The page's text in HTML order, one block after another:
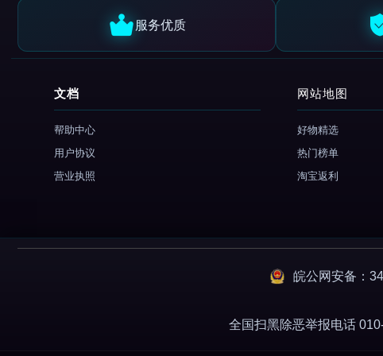
服务优质
文档
帮助中心
用户协议
营业执照
网站地图
好物精选
热门榜单
淘宝返利
皖公网安备：
全国扫黑除恶举报电话